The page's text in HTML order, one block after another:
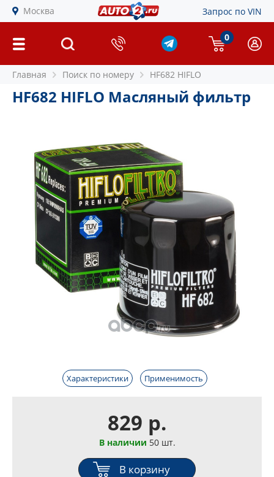
Москва Запрос по VIN
0
Главная Поиск по номеру HF682 HIFLO
HF682 HIFLO Масляный фильтр
Характеристики Применимость
829 р.
В наличии 50 шт.
В корзину